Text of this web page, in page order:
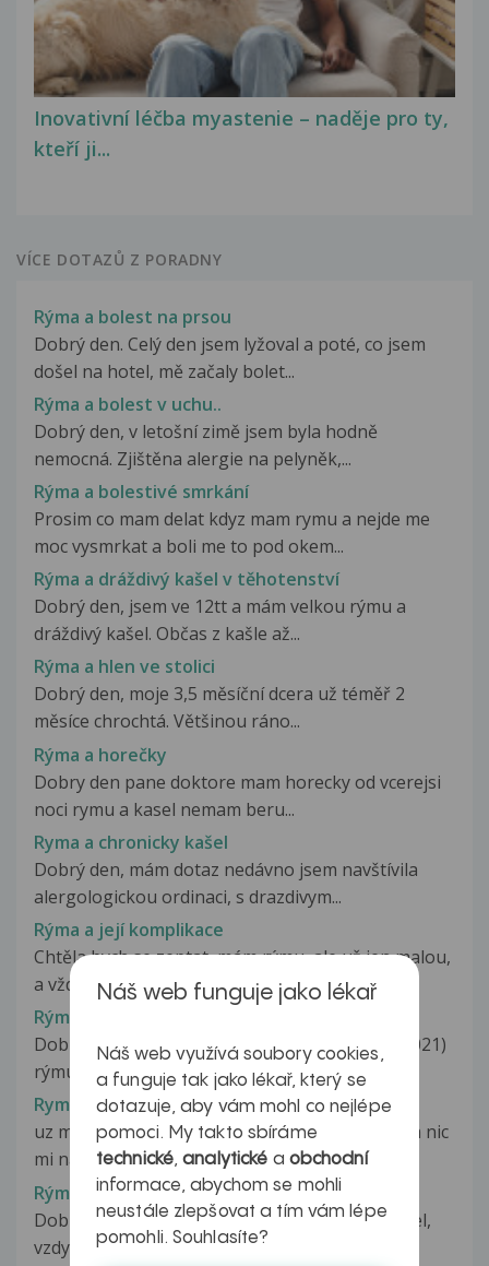
Inovativní léčba myastenie – naděje pro ty,
kteří ji...
VÍCE DOTAZŮ Z PORADNY
Rýma a bolest na prsou
Dobrý den. Celý den jsem lyžoval a poté, co jsem
došel na hotel, mě začaly bolet...
Rýma a bolest v uchu..
Dobrý den, v letošní zimě jsem byla hodně
nemocná. Zjištěna alergie na pelyněk,...
Rýma a bolestivé smrkání
Prosim co mam delat kdyz mam rymu a nejde me
moc vysmrkat a boli me to pod okem...
Rýma a dráždivý kašel v těhotenství
Dobrý den, jsem ve 12tt a mám velkou rýmu a
dráždivý kašel. Občas z kašle až...
Rýma a hlen ve stolici
Dobrý den, moje 3,5 měsíční dcera už téměř 2
měsíce chrochtá. Většinou ráno...
Rýma a horečky
Dobry den pane doktore mam horecky od vcerejsi
noci rymu a kasel nemam beru...
Ryma a chronicky kašel
Dobrý den, mám dotaz nedávno jsem navštívila
alergologickou ordinaci, s drazdivym...
Rýma a její komplikace
Chtěla bych se zeptat, mám rýmu, ale už jen malou,
a vždy jsem měla zalehlé...
Rýma a její léčba
Dobrý den, syn 2,5 roku měl od začátku září (2021)
rýmu, střídavě se sekrecí...
Ryma a kasel
uz mam skoro tyden rymu jako blazen a kasel a nic
mi nato nezabira co mam delat...
Rýma a kašel
Dobry den, od pondeli mam rymu a trochu kasel,
vzdy po ranu vysmrkam a odkaslu...
Náš web funguje jako lékař
Náš web využívá soubory cookies,
a funguje tak jako lékař, který se
dotazuje, aby vám mohl co nejlépe
pomoci. My takto sbíráme
technické,analytické a obchodní
informace, abychom se mohli
neustále zlepšovat a tím vám lépe
pomohli. Souhlasíte?